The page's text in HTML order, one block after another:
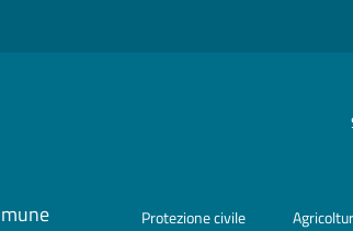
Protezione civile